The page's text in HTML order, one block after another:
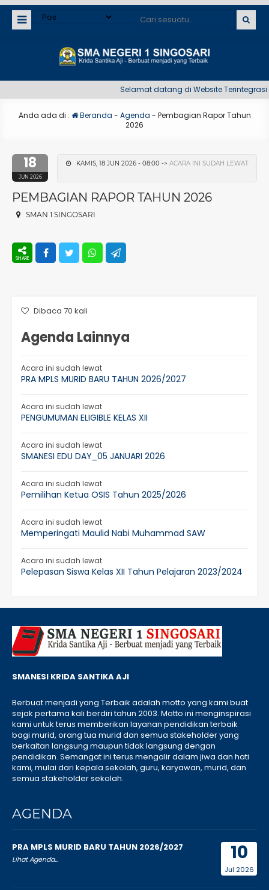
Selamat datang di Website Terintegrasi
Anda ada di : Beranda - Agenda - Pembagian Rapor Tahun
2026
18
JUN 2026
KAMIS, 18 JUN 2026 - 08:00 -> ACARA INI SUDAH LEWAT
PEMBAGIAN RAPOR TAHUN 2026
SMAN 1 SINGOSARI
Dibaca 70 kali
Agenda Lainnya
Acara ini sudah lewat
PRA MPLS MURID BARU TAHUN 2026/2027
Acara ini sudah lewat
PENGUMUMAN ELIGIBLE KELAS XII
Acara ini sudah lewat
SMANESI EDU DAY_05 JANUARI 2026
Acara ini sudah lewat
Pemilihan Ketua OSIS Tahun 2025/2026
Acara ini sudah lewat
Memperingati Maulid Nabi Muhammad SAW
Acara ini sudah lewat
Pelepasan Siswa Kelas XII Tahun Pelajaran 2023/2024
SMANESI KRIDA SANTIKA AJI
Berbuat menjadi yang Terbaik adalah motto yang kami buat
sejak pertama kali berdiri tahun 2003. Motto ini menginspirasi
kami untuk terus memberikan layanan pendidikan terbaik
bagi murid, orang tua murid dan semua stakeholder yang
berkaitan langsung maupun tidak langsung dengan
pendidikan. Semangat ini terus mengalir dalam jiwa dan hati
kami, mulai dari kepala sekolah, guru, karyawan, murid, dan
semua stakeholder sekolah.
AGENDA
10
Jul 2026
PRA MPLS MURID BARU TAHUN 2026/2027
Lihat Agenda...